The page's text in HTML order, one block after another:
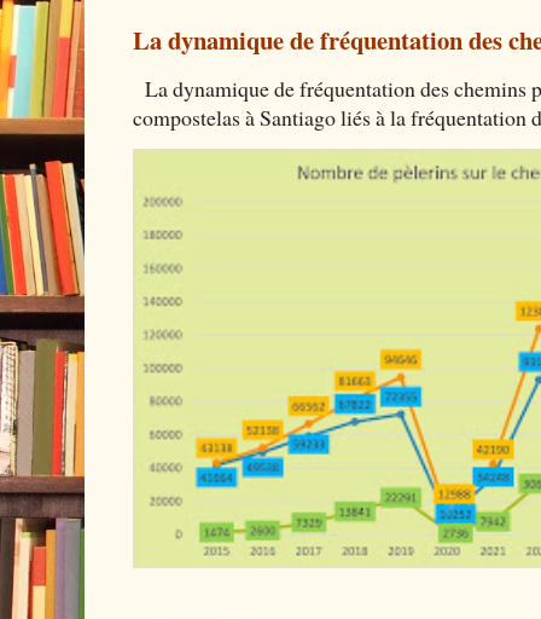
La dynamique de fréquentation des
La dynamique de fréquentation des chemins
compostelas à Santiago liés à la fréquentation